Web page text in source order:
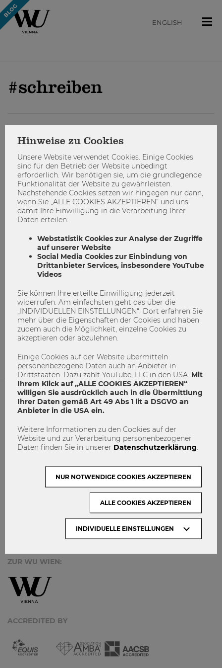
ENGLISH
#schreiben
WRITE@NIGHT – Lange Nacht des
Schreibens
schreiben Wissenschaft
16 0
NETIQUETTE
MACH MIT!
DATENSCHUTZ
ZUR WU WIEN:
ACCREDITED BY
Hinweise zu Cookies
Unsere Website verwendet Cookies. Einige Cookies
sind für den Betrieb der Website unbedingt
erforderlich. Wir benötigen sie, um die grundlegende
Funktionalität der Website zu gewährleisten.
Nachstehende Cookies setzen wir hingegen nur dann,
wenn Sie „ALLE COOKIES AKZEPTIEREN“ und uns
damit Ihre Einwilligung in die Verarbeitung Ihrer
Daten erteilen:
Webstatistik Cookies zur Analyse der Zugriffe
auf unserer Website
Social Media Cookies zur Einbindung von
Drittanbieter Services, insbesondere YouTube
Videos
Sie können Ihre erteilte Einwilligung jederzeit
widerrufen. Am einfachsten geht das über die
„INDIVIDUELLEN EINSTELLUNGEN“. Dort erfahren Sie
mehr über die Eigenschaften der Cookies und haben
zudem auch die Möglichkeit, einzelne Cookies zu
akzeptieren oder abzulehnen.
Einige Cookies auf der Website übermitteln
personenbezogene Daten auch an Anbieter in
Drittstaaten. Dazu zählt YouTube, LLC in den USA. Mit
Ihrem Klick auf „ALLE COOKIES AKZEPTIEREN“
willigen Sie ausdrücklich auch in die Übermittlung
Ihrer Daten gemäß Art 49 Abs 1 lit a DSGVO an
Anbieter in die USA ein.
Weitere Informationen zu den Cookies auf der
Website und zur Verarbeitung personenbezogener
Daten finden Sie in unserer Datenschutzerklärung
INDIVIDUELLE EINSTELLUNGEN
NUR NOTWENDIGE COOKIES AKZEPTIEREN
ALLE COOKIES AKZEPTIEREN